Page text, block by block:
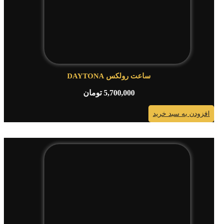
ساعت رولکس DAYTONA
5,700,000 تومان
افزودن به سبد خرید